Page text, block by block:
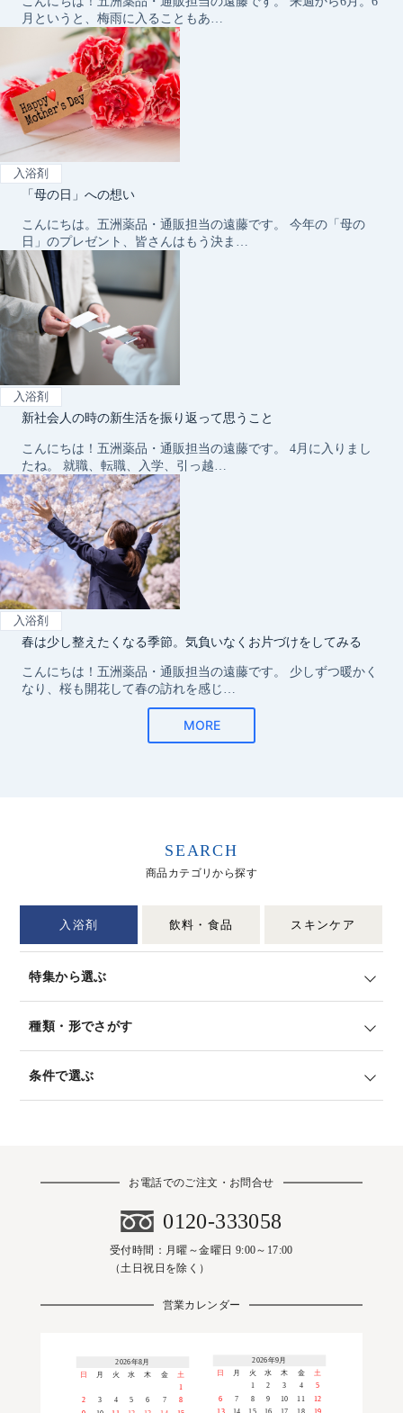
SEARCH
商品カテゴリから探す
入浴剤 飲料・食品 スキンケア
特集から選ぶ
種類・形でさがす
条件で選ぶ
お電話でのご注文・お問合せ
0120-333058
受付時間：月曜～金曜日 9:00～17:00
（土日祝日を除く）
営業カレンダー
2026年8月
日
月 火 水 木 金
土
1
2
3 4 5 6 7 8
2026年9月
日 月 火 水 木 金 土
1 2 3 4
5
6
7 8 9 10 11
12